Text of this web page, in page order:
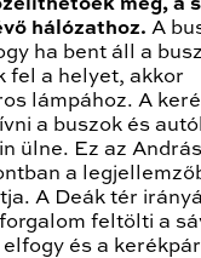
meg, a
hálózathoz. A
ha bent áll a
fel a helyet, akkor
lámpához. A
a buszok és
ülne. Ez az
a
A Deák tér
feltölti a
és a